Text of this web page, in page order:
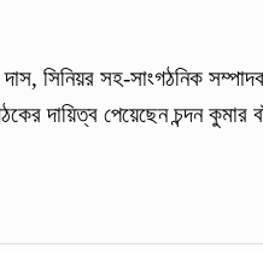
সিনিয়র সহ-সাংগঠনিক
দায়িত্ব পেয়েছেন চন্দন কুমার